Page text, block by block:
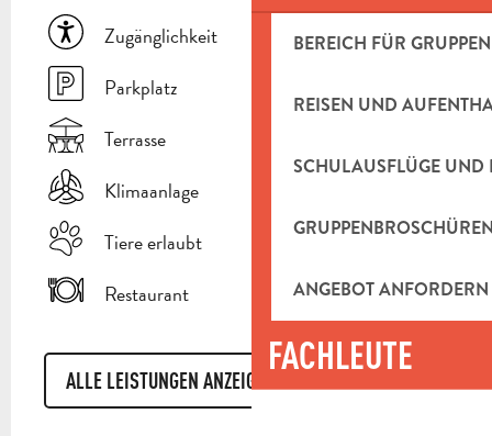
BEREICH FÜR GRUPPEN
REISEN UND
SCHULAUSFLÜGE UND
ANGEBOT ANFORDERN
FACHLEUTE
Zugänglichkeit
Parkplatz
Terrasse
Klimaanlage
Tiere erlaubt
Restaurant
ALLE LEISTUNGEN ANZEIGEN